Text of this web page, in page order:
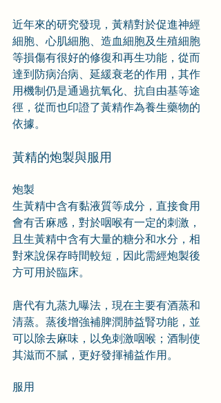
近年來的研究發現，黃精對於促進神經
細胞、心肌細胞、造血細胞及生殖細胞
等損傷有很好的修復和再生功能，從而
達到防病治病、延緩衰老的作用，其作
用機制仍是通過抗氧化、抗自由基等途
徑，從而也印證了黃精作為養生藥物的
依據。
黃精的炮製與服用
炮製
生黃精中含有黏液質等成分，直接食用
會有舌麻感，對於咽喉有一定的刺激，
且生黃精中含有大量的糖分和水分，相
對來說保存時間較短，因此需經炮製後
方可用於臨床。
唐代有九蒸九曝法，現在主要有酒蒸和
清蒸。蒸後增強補脾潤肺益腎功能，並
可以除去麻味，以免刺激咽喉；酒制使
其滋而不膩，更好發揮補益作用。
服用